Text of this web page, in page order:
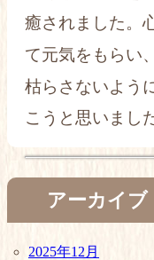
癒されました。
て元気をもらい
枯らさないよう
こうと思いまし
アーカイブ
2025年12月